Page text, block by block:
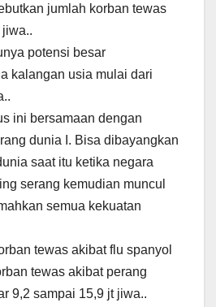
jumlah korban tewas
potensi besar
kalangan usia mulai dari
ini bersamaan dengan
dunia I. Bisa dibayangkan
saat itu ketika negara
serang kemudian muncul
semua kekuatan
tewas akibat flu spanyol
tewas akibat perang
9,2 sampai 15,9 jt jiwa..